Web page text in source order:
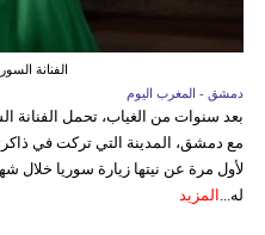
الفنانة
دمشق - المغرب اليوم
بعد سنوات من الغياب، تحمل الفنانة
مع دمشق، المدينة التي تركت في
لأول مرة عن نيتها زيارة سوريا خلال
له... المزيد